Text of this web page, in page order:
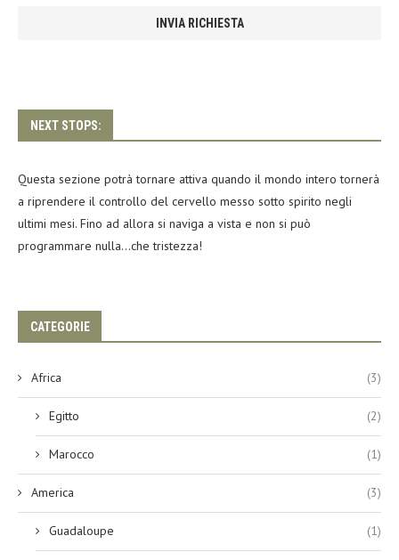
NEXT STOPS:
Questa sezione potrà tornare attiva quando il mondo intero tornerà
a riprendere il controllo del cervello messo sotto spirito negli
ultimi mesi. Fino ad allora si naviga a vista e non si può
programmare nulla…che tristezza!
CATEGORIE
Africa (3)
Egitto (2)
Marocco (1)
America (3)
Guadaloupe (1)